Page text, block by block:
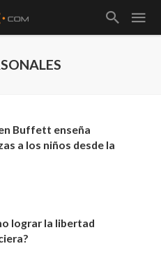
Buffett enseña
a los niños desde la
lograr la libertad